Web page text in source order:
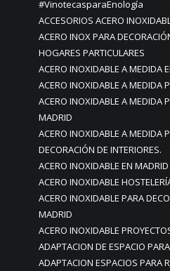
#VinotecasparaEnología
ACCESORIOS ACERO
ACERO INOX PARA
HOGARES PARTICULARES
ACERO INOXIDABLE A MEDIDA
ACERO INOXIDABLE A MEDIDA
ACERO INOXIDABLE A MEDIDA
MADRID
ACERO INOXIDABLE A MEDIDA
DECORACIÓN DE INTERIORES.
ACERO INOXIDABLE EN MADRID
ACERO INOXIDABLE
ACERO INOXIDABLE PARA
MADRID
ACERO INOXIDABLE
ADAPTACION DE ESPACIO
ADAPTACION ESPACIOS PARA